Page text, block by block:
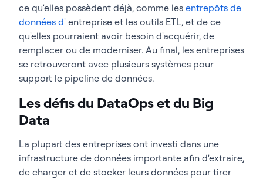
ce qu'elles possèdent déjà, comme les entrepôts de
données d' entreprise et les outils ETL, et de ce
qu'elles pourraient avoir besoin d'acquérir, de
remplacer ou de moderniser. Au final, les entreprises
se retrouveront avec plusieurs systèmes pour
support le pipeline de données.
Les défis du DataOps et du Big
Data
La plupart des entreprises ont investi dans une
infrastructure de données importante afin d'extraire,
de charger et de stocker leurs données pour tirer